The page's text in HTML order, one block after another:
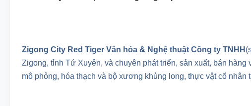
Zigong City Red Tiger Văn hóa & Nghệ thuật Công ty TNHH
Zigong, tỉnh Tứ Xuyên, và chuyên phát triển, sản xuất, bán
mô phỏng, hóa thạch và bộ xương khủng long, thực vật cổ